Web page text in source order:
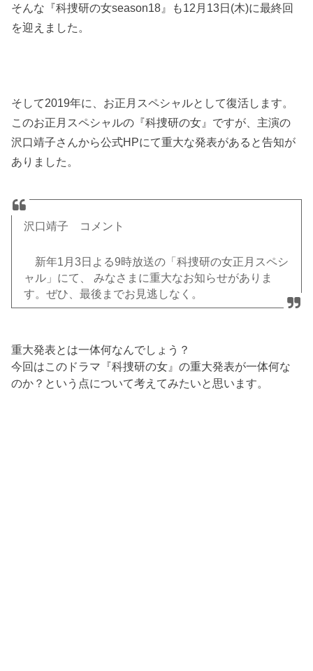
そんな『科捜研の女season18』も12月13日(木)に最終回
を迎えました。
そして2019年に、お正月スペシャルとして復活します。
このお正月スペシャルの『科捜研の女』ですが、主演の
沢口靖子さんから公式HPにて重大な発表があると告知が
ありました。
沢口靖子 コメント
新年1月3日よる9時放送の「科捜研の女正月スペシ
ャル」にて、 みなさまに重大なお知らせがありま
す。ぜひ、最後までお見逃しなく。
重大発表とは一体何なんでしょう？
今回はこのドラマ『科捜研の女』の重大発表が一体何な
のか？という点について考えてみたいと思います。